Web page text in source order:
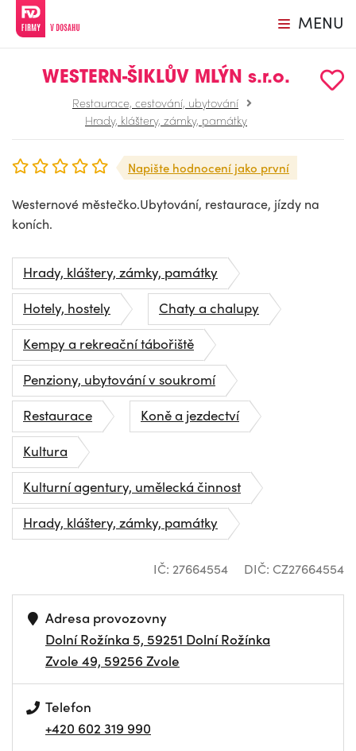
MENU
WESTERN-ŠIKLŮV MLÝN s.r.o.
Restaurace, cestování, ubytování
Hrady, kláštery, zámky, památky
Napište hodnocení jako první
Westernové městečko.Ubytování, restaurace, jízdy na
koních.
Hrady, kláštery, zámky, památky
Hotely, hostely
Chaty a chalupy
Kempy a rekreační tábořiště
Penziony, ubytování v soukromí
Restaurace
Koně a jezdectví
Kultura
Kulturní agentury, umělecká činnost
Hrady, kláštery, zámky, památky
IČ: 27664554 DIČ: CZ27664554
Adresa provozovny
Dolní Rožínka 5, 59251 Dolní Rožínka
Zvole 49, 59256 Zvole
Telefon
+420 602 319 990